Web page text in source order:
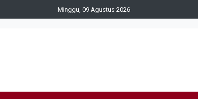
Minggu, 09 Agustus 2026